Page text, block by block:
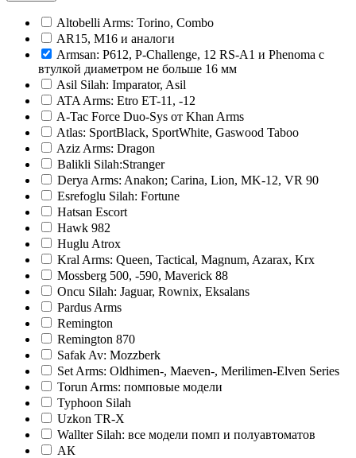
Altobelli Arms: Torino, Combo
AR15, M16 и аналоги
Armsan: P612, P-Challenge, 12 RS-A1 и Phenoma с
втулкой диаметром не больше 16 мм
Asil Silah: Imparator, Asil
ATA Arms: Etro ET-11, -12
A-Tac Force Duo-Sys от Khan Arms
Atlas: SportBlack, SportWhite, Gaswood Taboo
Aziz Arms: Dragon
Balikli Silah:Stranger
Derya Arms: Anakon; Carina, Lion, MK-12, VR 90
Esrefoglu Silah: Fortune
Hatsan Escort
Hawk 982
Huglu Atrox
Kral Arms: Queen, Tactical, Magnum, Azarax, Krx
Mossberg 500, -590, Maverick 88
Oncu Silah: Jaguar, Rownix, Eksalans
Pardus Arms
Remington
Remington 870
Safak Av: Mozzberk
Set Arms: Oldhimen-, Maeven-, Merilimen-Elven Series
Torun Arms: помповые модели
Typhoon Silah
Uzkon TR-X
Wallter Silah: все модели помп и полуавтоматов
АК